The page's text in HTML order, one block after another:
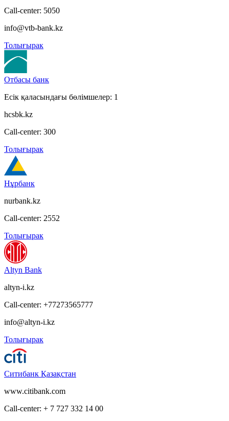
Call-center: 5050
info@vtb-bank.kz
Толығырак
Отбасы банк
Есік қаласындағы бөлімшелер: 1
hcsbk.kz
Call-center: 300
Толығырак
Нұрбанк
nurbank.kz
Call-center: 2552
Толығырак
Altyn Bank
altyn-i.kz
Call-center: +77273565777
info@altyn-i.kz
Толығырак
Ситибанк Қазақстан
www.citibank.com
Call-center: + 7 727 332 14 00